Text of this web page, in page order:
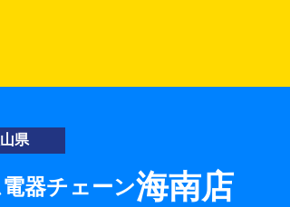
県
器チェーン海南店